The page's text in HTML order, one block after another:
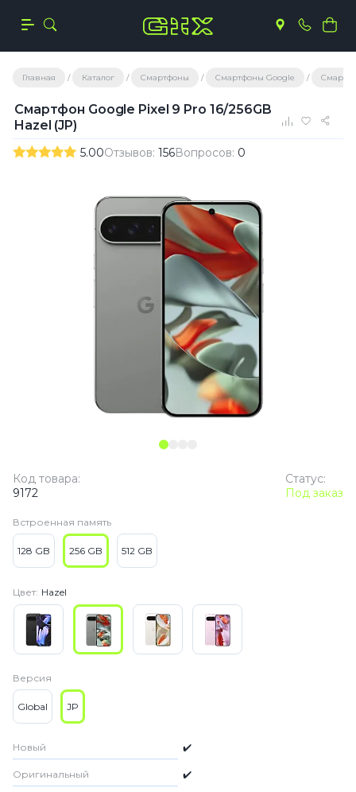
Главная Каталог Смартфоны Смартфоны Google
Смартфон Google Pixel 9 Pro 16/256GB
Hazel (JP)
5.00Отзывов: 156Вопросов: 0
Статус:
Под заказ
Код товара:
9172
Встроенная память
128 GB 256 GB 512 GB
Цвет: Hazel
Версия
Global JP
Новый ✔️
Оригинальный ✔️